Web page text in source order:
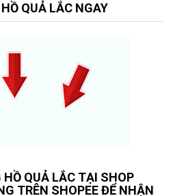
QUẢ LẮC NGAY
QUẢ LẮC TẠI SHOP
TRÊN SHOPEE ĐỂ NHẬN